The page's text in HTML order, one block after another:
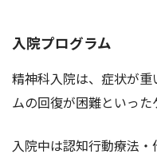
入院プログラム
精神科入院は、症状が
ムの回復が困難といった
入院中は認知行動療法